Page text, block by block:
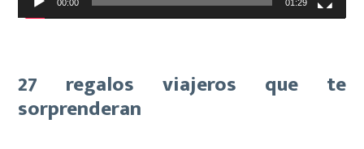
00:00 01:29
27 regalos viajeros que te
sorprenderan